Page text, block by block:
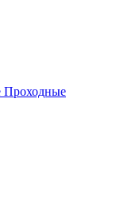
Проходные